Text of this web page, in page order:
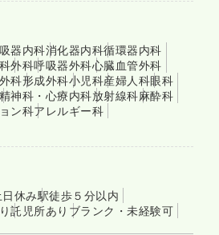
器内科消化器内科循環器内科
外科呼吸器外科心臓血管外科
科形成外科小児科産婦人科眼科
精神科・心療内科放射線科麻酔科
ン科アレルギー科
日休み駅徒歩５分以内
託児所あり ブランク・未経験可